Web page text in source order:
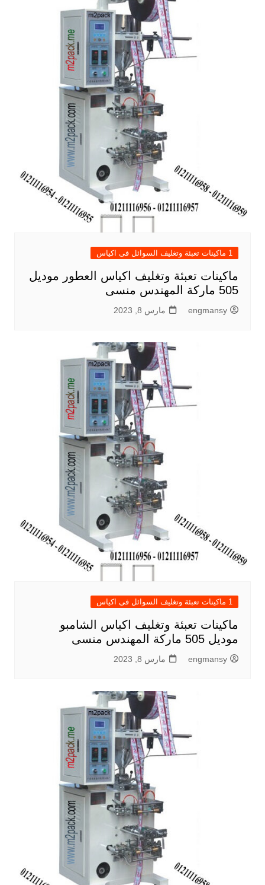
1 ماكينات تعبئة وتغليف السوائل فى اكياس
ماكينات تعبئة وتغليف اكياس العطور موديل
505 ماركة المهندس منسى
engmansy مارس 8, 2023
1 ماكينات تعبئة وتغليف السوائل فى اكياس
ماكينات تعبئة وتغليف اكياس الشامبو
موديل 505 ماركة المهندس منسى
engmansy مارس 8, 2023